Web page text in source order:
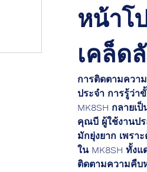
หน้าโ
เคล็ด
การติดตามควา
ประจำ การรู้ว่า
MK8SH กลายเ
คุณบี ผู้ใช้งานป
มักยุ่งยาก เพรา
ใน MK8SH ทั้ง
ติดตามความคืบ